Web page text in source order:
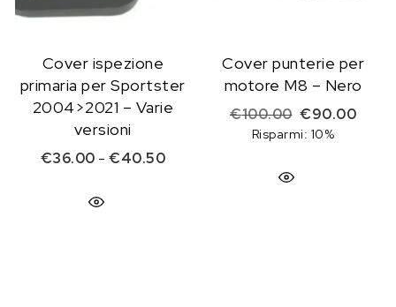
Cover ispezione
primaria per Sportster
2004>2021 – Varie
versioni
€36.00 - €40.50Fascia di prezzo: da €36.00 a
Cover punterie per
motore M8 – Nero
€100.00 Il prezzo
€90.00Il
Risparmi: 10%